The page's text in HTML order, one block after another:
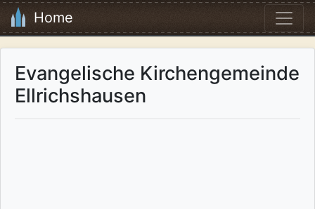
Home
Evangelische Kirchengemeinde
Ellrichshausen